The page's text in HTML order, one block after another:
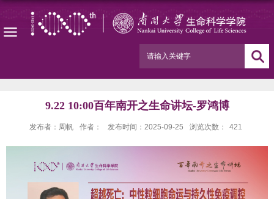
9.22 10:00百年南开之生命讲坛-罗鸿博
发布者：周帆 作者： 发布时间：2025-09-25 浏览次数： 421